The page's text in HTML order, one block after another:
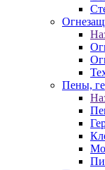
Пены,